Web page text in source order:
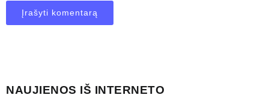
NAUJIENOS IŠ INTERNETO